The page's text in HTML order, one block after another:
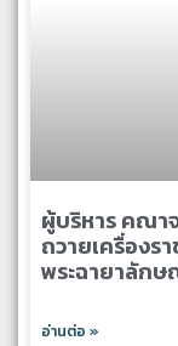
ผู้บริหาร คณา
ถวายเครื่องร
พระฉายาลักษ
อ่านต่อ »